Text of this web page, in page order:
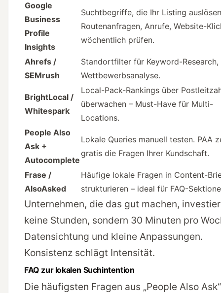
Google
Business
Profile
Insights
Suchtbegriffe, die Ihr Listing
Routenanfragen, Anrufe, Website-
wöchentlich prüfen.
Ahrefs /
SEMrush
Standortfilter für Keyword-Research,
Wettbewerbsanalyse.
BrightLocal /
Whitespark
Local-Pack-Rankings über
überwachen – Must-Have für Multi-
Locations.
People Also
Ask +
Autocomplete
Lokale Queries manuell testen. PAA
gratis die Fragen Ihrer Kundschaft.
Frase /
AlsoAsked
Häufige lokale Fragen in Content-
strukturieren – ideal für FAQ-
Unternehmen, die das gut machen,
keine Stunden, sondern 30 Minuten pro
Datensichtung und kleine Anpassungen.
Konsistenz schlägt Intensität.
FAQ zur lokalen Suchintention
Die häufigsten Fragen aus „People Also